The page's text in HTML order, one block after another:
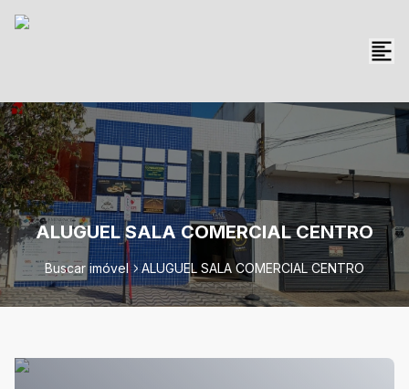
ALUGUEL SALA COMERCIAL CENTRO
Buscar imóvel ALUGUEL SALA COMERCIAL CENTRO